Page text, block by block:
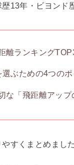
13年・ビヨンド
離ランキング
選ぶための4つの
な「飛距離アップ
すくまとめました